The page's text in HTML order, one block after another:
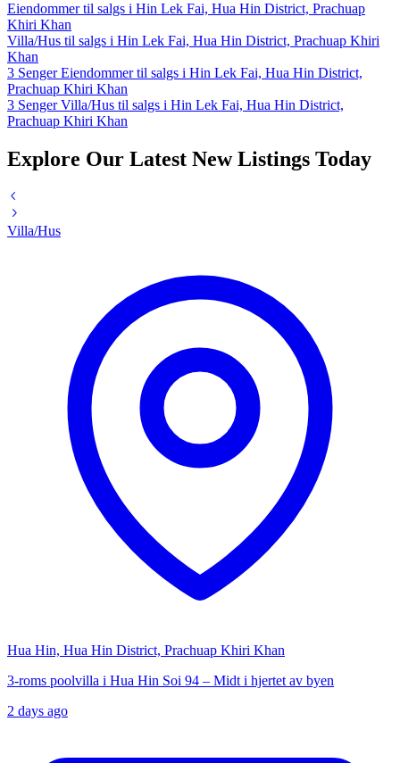
Eiendommer til salgs i Hin Lek Fai, Hua Hin District, Prachuap
Khiri Khan
Villa/Hus til salgs i Hin Lek Fai, Hua Hin District, Prachuap Khiri
Khan
3 Senger Eiendommer til salgs i Hin Lek Fai, Hua Hin District,
Prachuap Khiri Khan
3 Senger Villa/Hus til salgs i Hin Lek Fai, Hua Hin District,
Prachuap Khiri Khan
Explore Our Latest New Listings Today
Villa/Hus
Hua Hin, Hua Hin District, Prachuap Khiri Khan
3-roms poolvilla i Hua Hin Soi 94 – Midt i hjertet av byen
2 days ago